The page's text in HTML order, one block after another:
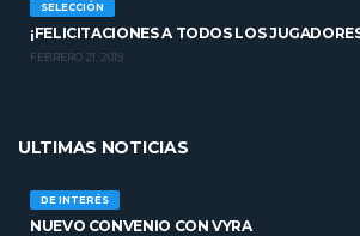
SELECCIÓN
¡FELICITACIONES A TODOS LOS
FEBRERO 21, 2019
ULTIMAS NOTICIAS
DE INTERÉS
NUEVO CONVENIO CON VYRA